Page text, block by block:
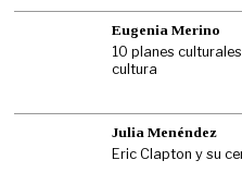
Eugenia Merino
10 planes
cultura
Julia Menéndez
Eric Clapton y su